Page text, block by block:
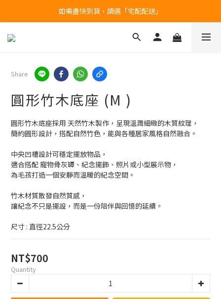
台北民權門市，現貨展示中
如需盡快到貨，請選「宅配配送」
產品均備有現貨，下單後最快當天即可出貨
Share
圓形竹木底座 (M )
圓形竹木底座採用 天然竹木製作，呈現溫潤細緻的木質紋理，
簡約圓形設計，搭配自然竹色，能與各種居家風格自然融合。
中央凹槽設計可穩定擺放物品，
適合搭配 寵物骨灰罈、紀念擺飾、照片或小型展示物，
為毛孩打造一個安靜而溫暖的紀念空間。
竹木材質散發自然質感，
讓紀念不只是擺設，而是一份陪伴與回憶的延續。
尺寸 : 直徑22.5公分
NT$700
Quantity